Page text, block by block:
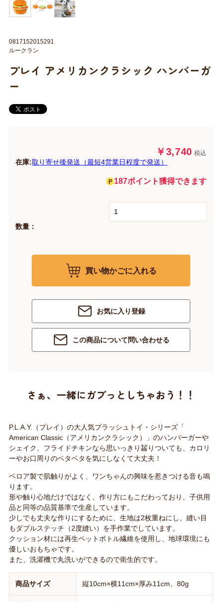
プレイ アメリカンクラシック ハンバーガ
ー
￥3,740 税込
在庫:取り寄せ後発送（最短4営業日程度で発送）
187ポイント獲得できます
数量：
買い物かごに入れる
お気に入り登録
この商品について問い合わせる
0817152015291
ルークラン
さぁ、一緒にガブっとしちゃおう！！
P.L.A.Y.（プレイ）の大人気プラッシュトイ・シリーズ「
American Classic（アメリカンクラシック）」のハンバーガーや
シェイク、フライドチキンなら思いっきり齧りついても、カロリ
ーやお口周りのベタベタを気にしなくて大丈夫！
ベロア製で肌触りがよく、ワンちゃんの興味を惹きつける音も鳴
ります。
形や触り心地だけではなく、作り方にもこだわっており、子供用
品と同等の品質基準で生産しています。
少しでも丈夫な作りにするために、生地は2枚重ねにし、縫い目
もダブルステッチ（2度縫い）を手作業でしています。
クッション材には再生ペットボトル繊維を使用し、地球環境にも
優しいおもちゃです。
また、洗濯機で丸洗いができるので衛生的です。
商品サイズ 縦10cm×横11cm×厚み11cm、80g